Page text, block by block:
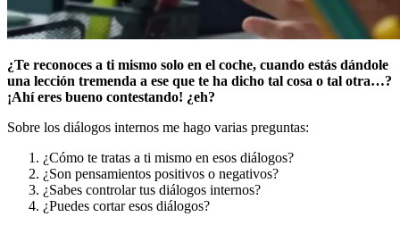
¿Te reconoces a ti mismo solo en el coche, cuando estás dándole
una lección tremenda a ese que te ha dicho tal cosa o tal otra…?
¡Ahí eres bueno contestando! ¿eh?
Sobre los diálogos internos me hago varias preguntas:
¿Cómo te tratas a ti mismo en esos diálogos?
¿Son pensamientos positivos o negativos?
¿Sabes controlar tus diálogos internos?
¿Puedes cortar esos diálogos?